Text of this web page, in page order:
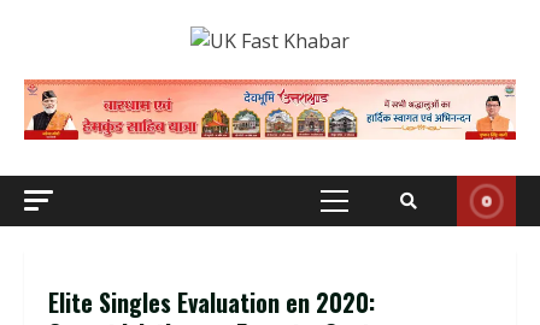
Primary
Elite Singles Evaluation en 2020: